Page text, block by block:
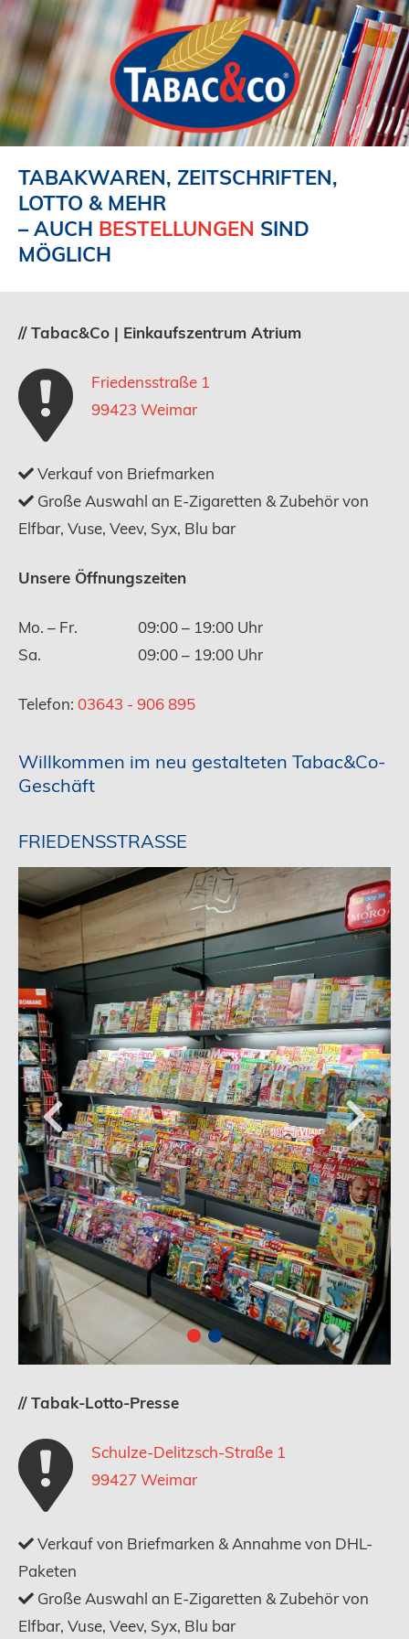
Zum
Hauptinhalt
wechseln
TABAKWAREN, ZEITSCHRIFTEN,
LOTTO & MEHR
– AUCH BESTELLUNGEN SIND
MÖGLICH
// Tabac&Co | Einkaufszentrum Atrium
Friedensstraße 1
99423 Weimar
Verkauf von Briefmarken
Große Auswahl an E-Zigaretten & Zubehör von
Elfbar, Vuse, Veev, Syx, Blu bar
Unsere Öffnungszeiten
Mo. – Fr.
09:00 – 19:00 Uhr
Sa.
09:00 – 19:00 Uhr
Telefon: 03643 - 906 895
Willkommen im neu gestalteten Tabac&Co-
Geschäft
FRIEDENSSTRASSE
// Tabak-Lotto-Presse
Schulze-Delitzsch-Straße 1
99427 Weimar
Verkauf von Briefmarken & Annahme von DHL-
Paketen
Große Auswahl an E-Zigaretten & Zubehör von
Elfbar, Vuse, Veev, Syx, Blu bar